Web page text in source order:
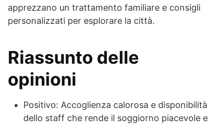
apprezzano un trattamento familiare e consigli
personalizzati per esplorare la città.
Riassunto delle
opinioni
Positivo: Accoglienza calorosa e disponibilità
dello staff che rende il soggiorno piacevole e